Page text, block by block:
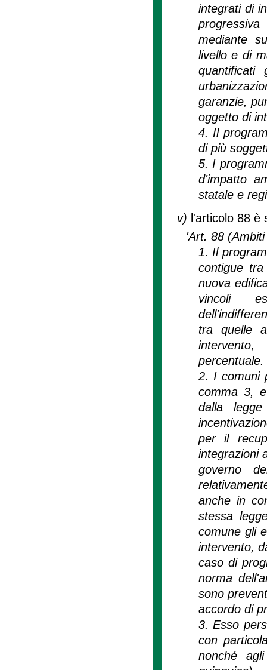
integrati di
mediante
livello e di
garanzie,
oggetto di
4. Il
di più
5. I
d'impatto
statale e
v) l'articolo 88 è
'Art. 88
1. Il
contigue
nuova
vincoli
tra quelle
percentuale.
2. I comuni
comma 3,
dalla
per il
integrazioni
governo
anche in
stessa
comune gli
intervento,
caso di
norma
sono
accordo di
3. Esso
con
nonché